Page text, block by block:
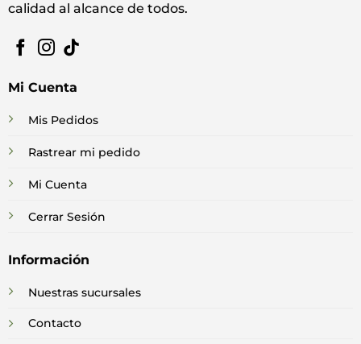
calidad al alcance de todos.
Mi Cuenta
Mis Pedidos
Rastrear mi pedido
Mi Cuenta
Cerrar Sesión
Información
Nuestras sucursales
Contacto